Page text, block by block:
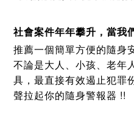
社會案件年年攀升，當我
推薦一個簡單方便的隨身
不論是大人、小孩、老年
具，最直接有效遏止犯罪
聲拉起你的隨身警報器 !!